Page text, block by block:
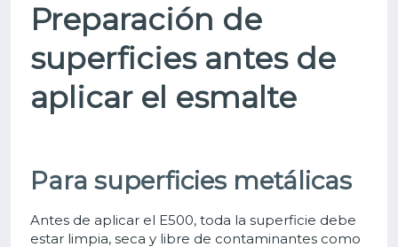
Preparación de
superficies antes de
aplicar el esmalte
Para superficies metálicas
Antes de aplicar el E500, toda la superficie debe
estar limpia, seca y libre de contaminantes como